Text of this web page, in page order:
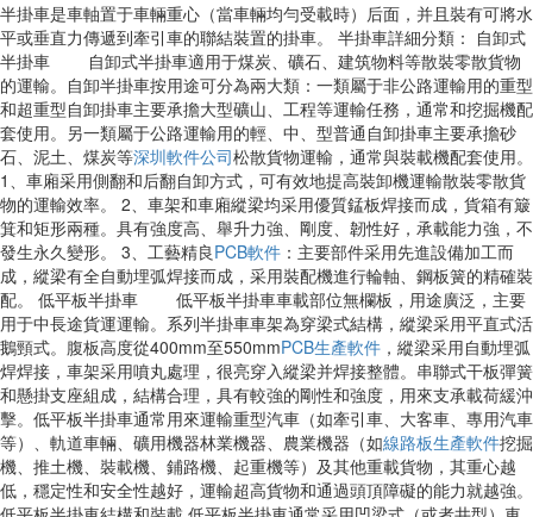
半掛車是車軸置于車輛重心（當車輛均勻受載時）后面，并且裝有可將水
平或垂直力傳遞到牽引車的聯結裝置的掛車。 半掛車詳細分類： 自卸式
半掛車 自卸式半掛車適用于煤炭、礦石、建筑物料等散裝零散貨物
的運輸。自卸半掛車按用途可分為兩大類：一類屬于非公路運輸用的重型
和超重型自卸掛車主要承擔大型礦山、工程等運輸任務，通常和挖掘機配
套使用。另一類屬于公路運輸用的輕、中、型普通自卸掛車主要承擔砂
石、泥土、煤炭等深圳軟件公司松散貨物運輸，通常與裝載機配套使用。
1、車廂采用側翻和后翻自卸方式，可有效地提高裝卸機運輸散裝零散貨
物的運輸效率。 2、車架和車廂縱梁均采用優質錳板焊接而成，貨箱有簸
箕和矩形兩種。具有強度高、舉升力強、剛度、韌性好，承載能力強，不
發生永久變形。 3、工藝精良PCB軟件 ：主要部件采用先進設備加工而
成，縱梁有全自動埋弧焊接而成，采用裝配機進行輪軸、鋼板簧的精確裝
配。 低平板半掛車 低平板半掛車車載部位無欄板，用途廣泛，主要
用于中長途貨運運輸。系列半掛車車架為穿梁式結構，縱梁采用平直式活
鵝頸式。腹板高度從400mm至550mmPCB生產軟件 ，縱梁采用自動埋弧
焊焊接，車架采用噴丸處理，很亮穿入縱梁并焊接整體。串聯式干板彈簧
和懸掛支座組成，結構合理，具有較強的剛性和強度，用來支承載荷緩沖
擊。低平板半掛車通常用來運輸重型汽車（如牽引車、大客車、專用汽車
等）、軌道車輛、礦用機器林業機器、農業機器（如線路板生產軟件挖掘
機、推土機、裝載機、鋪路機、起重機等）及其他重載貨物，其重心越
低，穩定性和安全性越好，運輸超高貨物和通過頭頂障礙的能力就越強。